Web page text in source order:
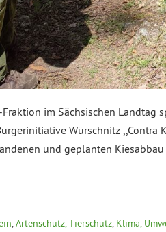
Fraktion im Sächsischen
Würschnitz ,,Contra
und geplanten
,Artenschutz, Tierschutz, Klima,